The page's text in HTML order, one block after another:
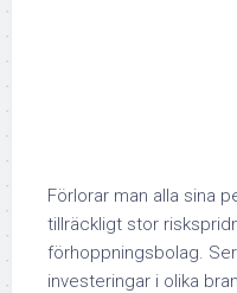
Förlorar man alla sina
tillräckligt stor
förhoppningsbolag.
investeringar i olika